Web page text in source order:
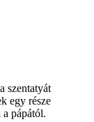
szentatyát
egy része
pápától.